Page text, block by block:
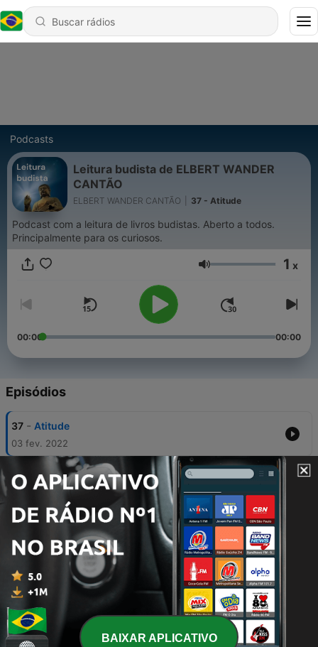
Podcasts
Leitura budista de ELBERT WANDER
CANTÃO
ELBERT WANDER CANTÃO 37 - Atitude
Podcast com a leitura de livros budistas. Aberto a todos.
Principalmente para os curiosos.
Volume 1 x
00:00 00:00
Episódios
37 - Atitude
03 fev. 2022
O que É meditação
04 ago. 2021
35 - O que NÃO é meditação. 2ª parte
O que NÃO é meditação! 1ª parte
27 jul. 2021
32 - Meditação: Por que se preocupar com isso?
26 jul. 2021
BAIXAR APLICATIVO